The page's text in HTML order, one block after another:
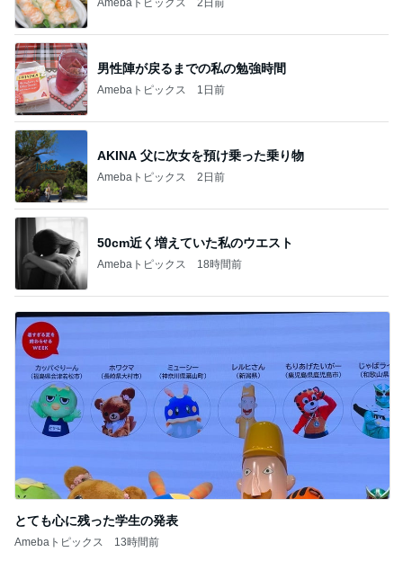
男性陣が戻るまでの私の勉強時間
Amebaトピックス 1日前
AKINA 父に次女を預け乗った乗り物
Amebaトピックス 2日前
50cm近く増えていた私のウエスト
Amebaトピックス 18時間前
とても心に残った学生の発表
Amebaトピックス 13時間前